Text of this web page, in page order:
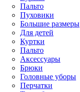
Пальто
Пуховики
Большие размеры
Для детей
Куртки
Пальто
Аксессуары
Брюки
Головные уборы
Перчатки